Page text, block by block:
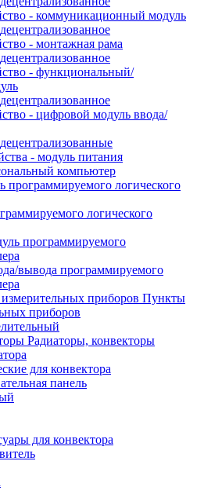
- коммуникационный модуль
- монтажная рама
- функциональный/
- цифровой модуль ввода/
- модуль питания
компьютер
программируемого логического
логического
программируемого
вывода программируемого
Пункты
приборов
Радиаторы, конвекторы
для конвектора
панель
для конвектора